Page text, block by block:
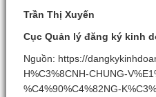
Trần Thị Xuyến
Cục Quản lý đăng ký kinh
Nguồn: https://
H%C3%8CNH-CHUNG-
%C4%90%C4%82NG-